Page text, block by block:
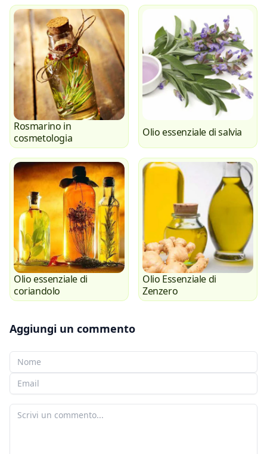
Rosmarino in
cosmetologia
Olio essenziale di salvia
Olio essenziale di
coriandolo
Olio Essenziale di
Zenzero
Aggiungi un commento
Il tuo nome
La tua e-mail
Il tuo commento